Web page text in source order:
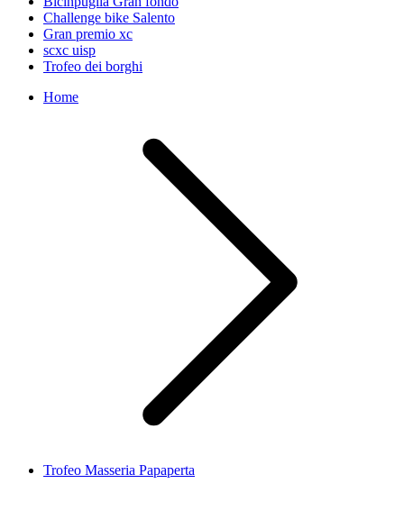
Challenge bike Salento
Gran premio xc
scxc uisp
Trofeo dei borghi
Home
Trofeo Masseria Papaperta